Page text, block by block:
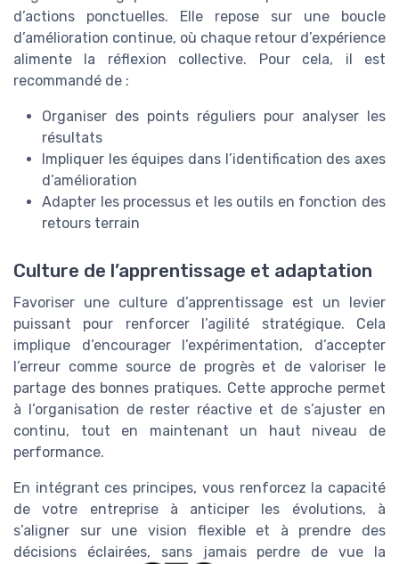
d’actions ponctuelles. Elle repose sur une boucle
d’amélioration continue, où chaque retour d’expérience
alimente la réflexion collective. Pour cela, il est
recommandé de :
Organiser des points réguliers pour analyser les
résultats
Impliquer les équipes dans l’identification des axes
d’amélioration
Adapter les processus et les outils en fonction des
retours terrain
Culture de l’apprentissage et adaptation
Favoriser une culture d’apprentissage est un levier
puissant pour renforcer l’agilité stratégique. Cela
implique d’encourager l’expérimentation, d’accepter
l’erreur comme source de progrès et de valoriser le
partage des bonnes pratiques. Cette approche permet
à l’organisation de rester réactive et de s’ajuster en
continu, tout en maintenant un haut niveau de
performance.
En intégrant ces principes, vous renforcez la capacité
de votre entreprise à anticiper les évolutions, à
s’aligner sur une vision flexible et à prendre des
décisions éclairées, sans jamais perdre de vue la